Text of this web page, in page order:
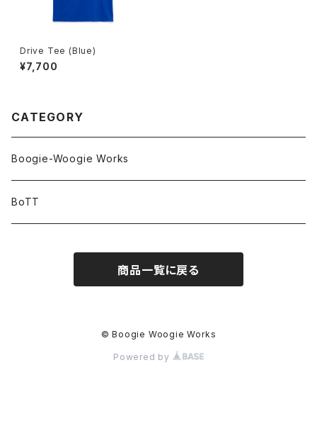
Drive Tee (Blue)
¥7,700
CATEGORY
Boogie-Woogie Works
BoTT
商品一覧に戻る
© Boogie Woogie Works
Powered by